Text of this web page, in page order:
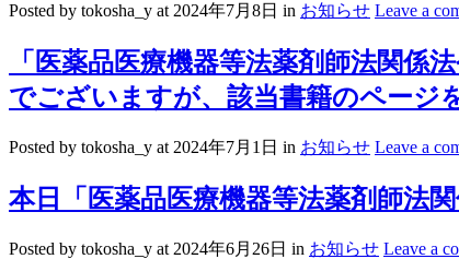
Posted by tokosha_y at 2024年7月8日 in お知らせ Leave a
「医薬品医療機器等法薬剤師法関係
でございますが、該当書籍のページ
Posted by tokosha_y at 2024年7月1日 in お知らせ Leave a
本日「医薬品医療機器等法薬剤師法
Posted by tokosha_y at 2024年6月26日 in お知らせ Leave a